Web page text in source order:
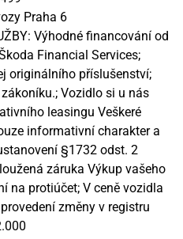
Praha 6
Výhodné financování od
Financial Services;
originálního příslušenství;
Vozidlo si u nás
leasingu Veškeré
informativní charakter a
§1732 odst. 2
záruka Výkup vašeho
na protiúčet; V ceně vozidla
změny v registru